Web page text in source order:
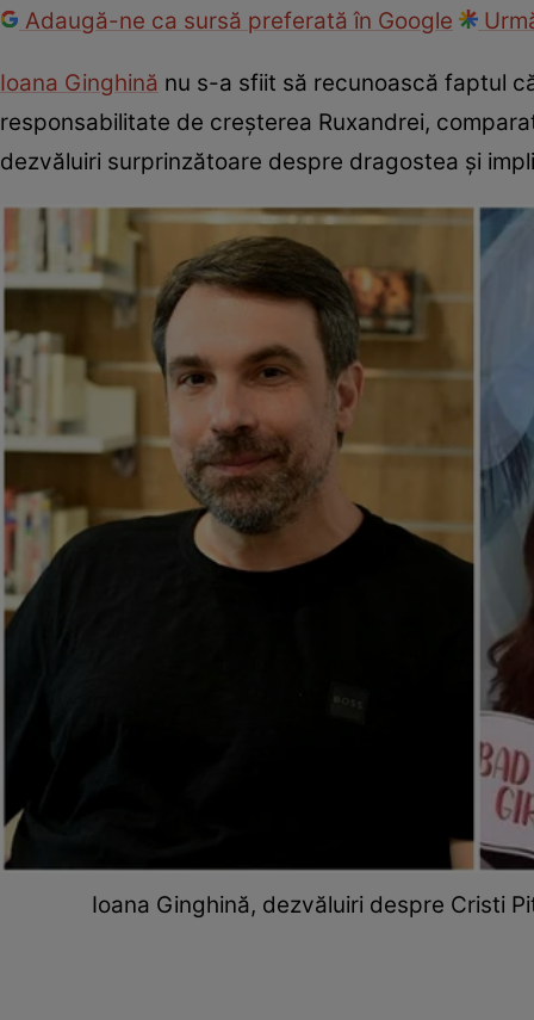
Adaugă-ne ca sursă preferată în Google
Ioana Ginghină nu s-a sfiit să recunoască faptul
responsabilitate de creșterea Ruxandrei,
dezvăluiri surprinzătoare despre dragostea și
Ioana Ginghină, dezvăluiri despre Cristi